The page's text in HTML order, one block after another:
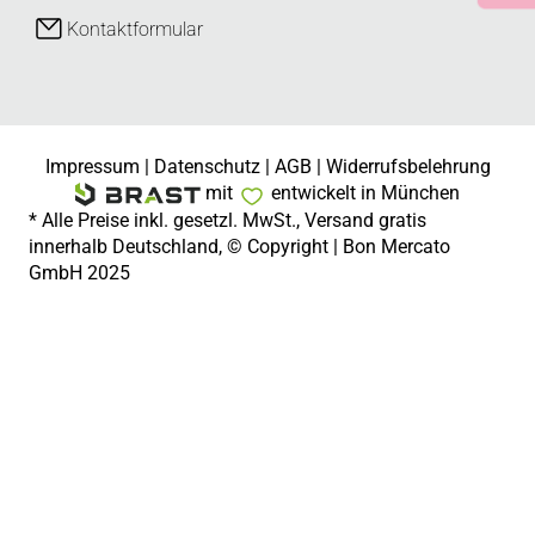
Kontaktformular
Impressum | Datenschutz| AGB | Widerrufsbelehrung
mit
entwickelt in München
* Alle Preise inkl. gesetzl. MwSt., Versand gratis
innerhalb Deutschland, © Copyright | Bon Mercato
GmbH 2025